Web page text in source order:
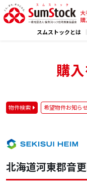
スムストックとは
購
物件検索 希望物件お知ら
北海道河東郡音